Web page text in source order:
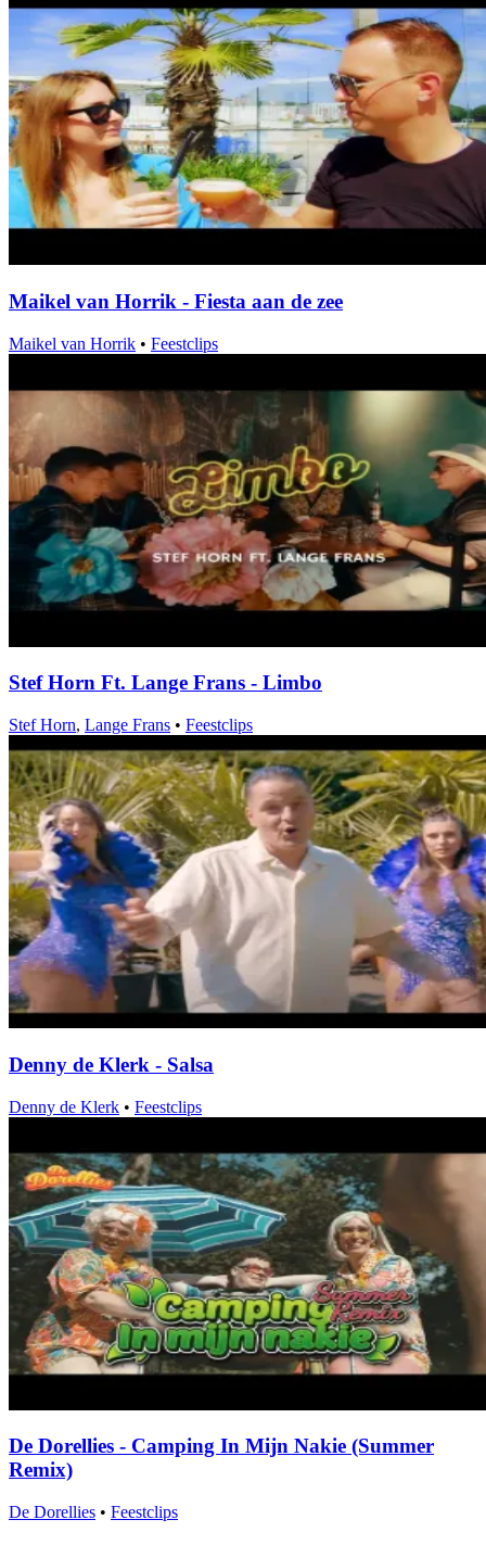
Maikel van Horrik - Fiesta aan de zee
Maikel van Horrik • Feestclips
Stef Horn Ft. Lange Frans - Limbo
Stef Horn, Lange Frans • Feestclips
Denny de Klerk - Salsa
Denny de Klerk • Feestclips
De Dorellies - Camping In Mijn Nakie (Summer
Remix)
De Dorellies • Feestclips